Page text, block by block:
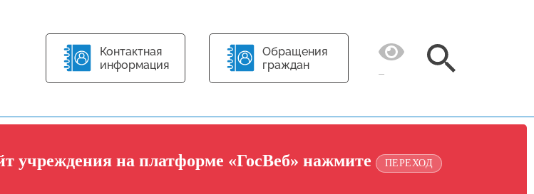
Контактная
информация
Обращения
граждан
учреждения на платформе «ГосВеб» нажмите ПЕРЕХОД